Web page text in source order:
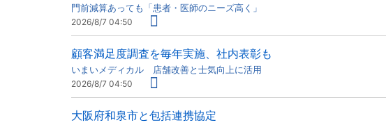
門前減算あっても「患者・医師のニーズ高く」
2026/8/7 04:50
顧客満足度調査を毎年実施、社内表彰も
いまいメディカル 店舗改善と士気向上に活用
2026/8/7 04:50
大阪府和泉市と包括連携協定